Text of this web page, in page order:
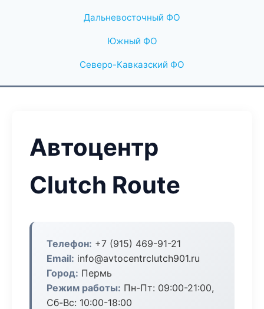
Дальневосточный ФО
Южный ФО
Северо-Кавказский ФО
Автоцентр
Clutch Route
Телефон: +7 (915) 469-91-21
Email: info@avtocentrclutch901.ru
Город: Пермь
Режим работы: Пн-Пт: 09:00-21:00,
Сб-Вс: 10:00-18:00